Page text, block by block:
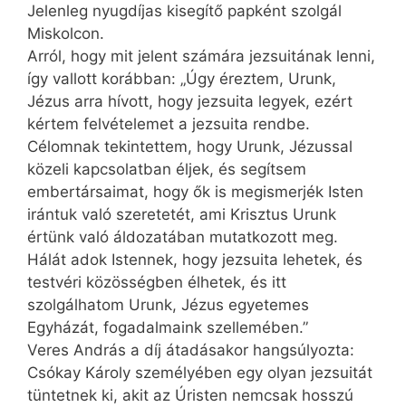
Jelenleg nyugdíjas kisegítő papként szolgál
Miskolcon.
Arról, hogy mit jelent számára jezsuitának lenni,
így vallott korábban: „Úgy éreztem, Urunk,
Jézus arra hívott, hogy jezsuita legyek, ezért
kértem felvételemet a jezsuita rendbe.
Célomnak tekintettem, hogy Urunk, Jézussal
közeli kapcsolatban éljek, és segítsem
embertársaimat, hogy ők is megismerjék Isten
irántuk való szeretetét, ami Krisztus Urunk
értünk való áldozatában mutatkozott meg.
Hálát adok Istennek, hogy jezsuita lehetek, és
testvéri közösségben élhetek, és itt
szolgálhatom Urunk, Jézus egyetemes
Egyházát, fogadalmaink szellemében.”
Veres András a díj átadásakor hangsúlyozta:
Csókay Károly személyében egy olyan jezsuitát
tüntetnek ki, akit az Úristen nemcsak hosszú